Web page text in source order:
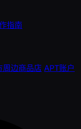
指南
周边商品店 APT账户